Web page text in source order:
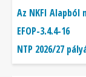
Az NKFI
EFOP-3.4.4-16
NTP 2026/27